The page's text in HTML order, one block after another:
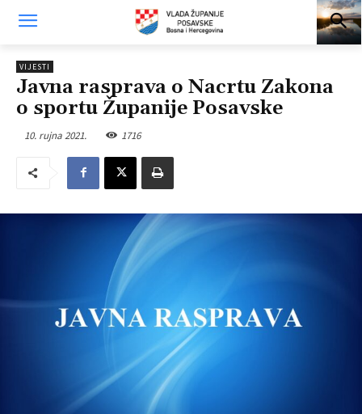
VIJESTI
Javna rasprava o Nacrtu Zakona
o sportu Županije Posavske
10. rujna 2021. 1716